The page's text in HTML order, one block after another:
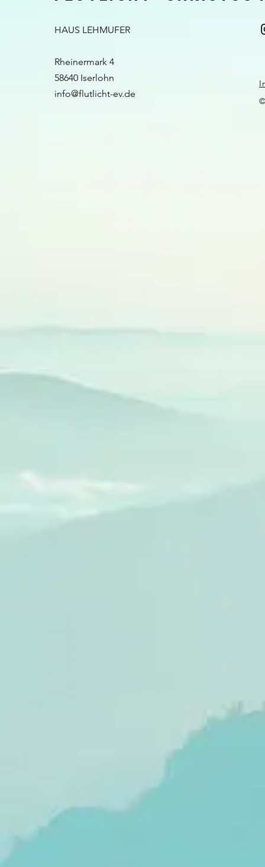
HAUS LEHMUFER
Rheinermark 4
58640 Iserlohn​​
info@flutlicht-ev.de